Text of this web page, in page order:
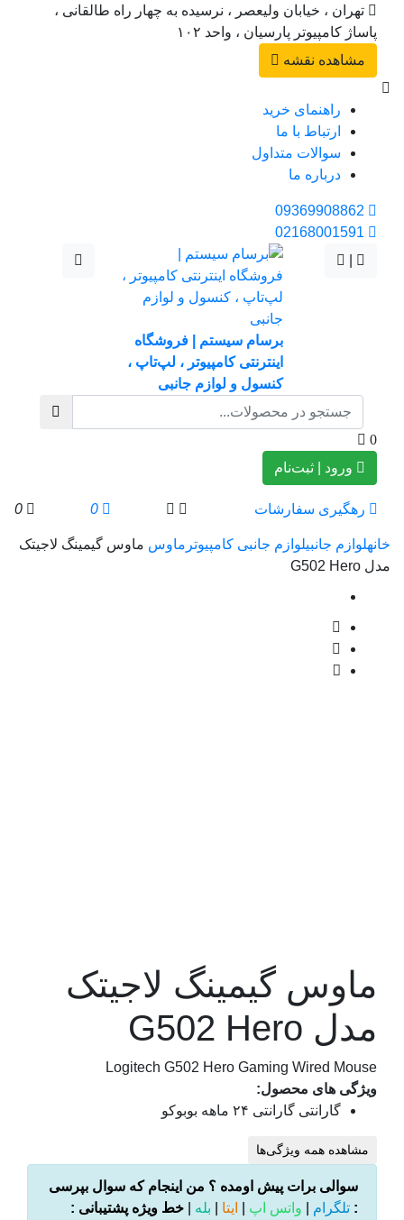
تهران ، خیابان ولیعصر ، نرسیده به چهار راه طالقانی ،
پاساژ کامپیوتر پارسیان ، واحد ۱۰۲
مشاهده نقشه
راهنمای خرید
ارتباط با ما
سوالات متداول
درباره ما
|
برسام سیستم | فروشگاه
اینترنتی کامپیوتر ، لپ‌تاپ ،
کنسول و لوازم جانبی
ورود | ثبت‌نام
رهگیری سفارشات 0
0
خانهلوازم جانبیلوازم جانبی کامپیوترماوسماوس گیمینگ لاجیتک
مدل G502 Hero
ماوس گیمینگ لاجیتک
مدل G502 Hero
Logitech G502 Hero Gaming Wired Mouse
ویژگی های محصول:
گارانتی گارانتی ۲۴ ماهه بوبوکو
مشاهده همه ویژگی‌ها
سوالی برات پیش اومده ؟ من اینجام که سوال بپرسی
تلگرام |واتس اپ |ایتا |بله|خط ویژه پشتیبانی :